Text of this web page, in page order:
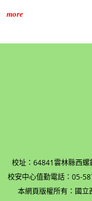
more
校址：64841雲林縣
校安中心值勤電話：
本網頁版權所有：國